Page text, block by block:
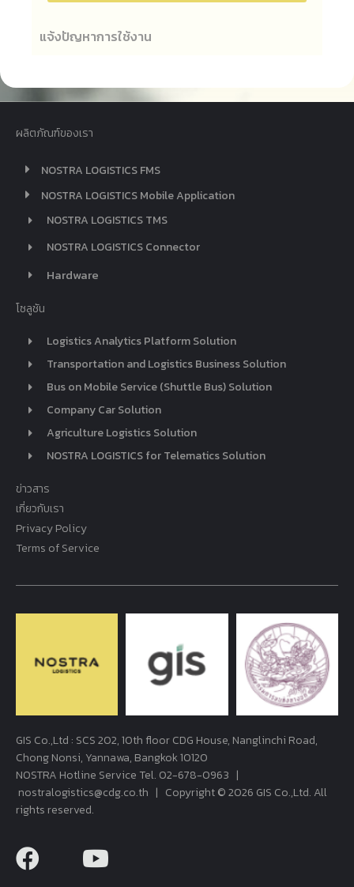
แจ้งปัญหาการใช้งาน
ผลิตภัณฑ์ของเรา
NOSTRA LOGISTICS FMS
NOSTRA LOGISTICS Mobile Application
NOSTRA LOGISTICS TMS
NOSTRA LOGISTICS Connector
Hardware
โซลูชัน
Logistics Analytics Platform Solution
Transportation and Logistics Business Solution
Bus on Mobile Service (Shuttle Bus) Solution
Company Car Solution
Agriculture Logistics Solution
NOSTRA LOGISTICS for Telematics Solution
ข่าวสาร
เกี่ยวกับเรา
Privacy Policy
Terms of Service
GIS Co.,Ltd : SCS 202, 10th floor CDG House, Nanglinchi Road,
Chong Nonsi, Yannawa, Bangkok 10120
NOSTRA Hotline Service Tel. 02-678-0963 |
nostralogistics@cdg.co.th | Copyright © 2026 GIS Co.,Ltd. All
rights reserved.